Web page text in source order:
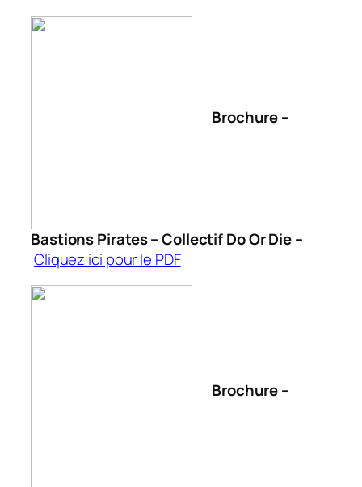
Brochure –
Bastions Pirates – Collectif Do Or Die –
Cliquez ici pour le PDF
Brochure –